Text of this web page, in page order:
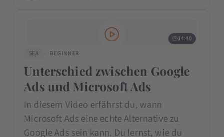
14:40
SEA
BEGINNER
Unterschied zwischen Google
Ads und Microsoft Ads
In diesem Video erfährst du, wann
Microsoft Ads eine echte Alternative zu
Google Ads sein kann. Du lernst, wie du